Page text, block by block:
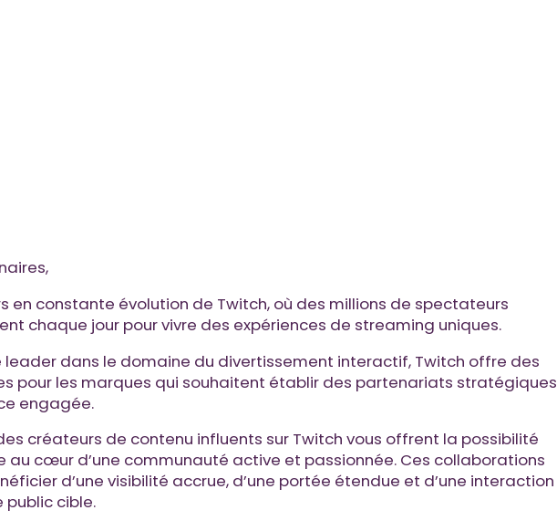
en constante évolution de Twitch, où des millions de spectateurs
chaque jour pour vivre des expériences de streaming uniques.
dans le domaine du divertissement interactif, Twitch offre des
pour les marques qui souhaitent établir des partenariats stratégiques
engagée.
créateurs de contenu influents sur Twitch vous offrent la possibilité
au cœur d’une communauté active et passionnée. Ces collaborations
d’une visibilité accrue, d’une portée étendue et d’une interaction
cible.